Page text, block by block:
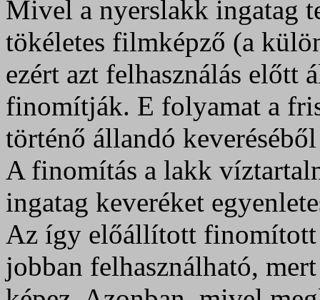
Mivel a nyerslakk ingatag
tökéletes filmképző (a
ezért azt felhasználás előtt
finomítják. E folyamat a
történő állandó
A finomítás a lakk
ingatag keveréket
Az így előállított finomított
jobban felhasználható,